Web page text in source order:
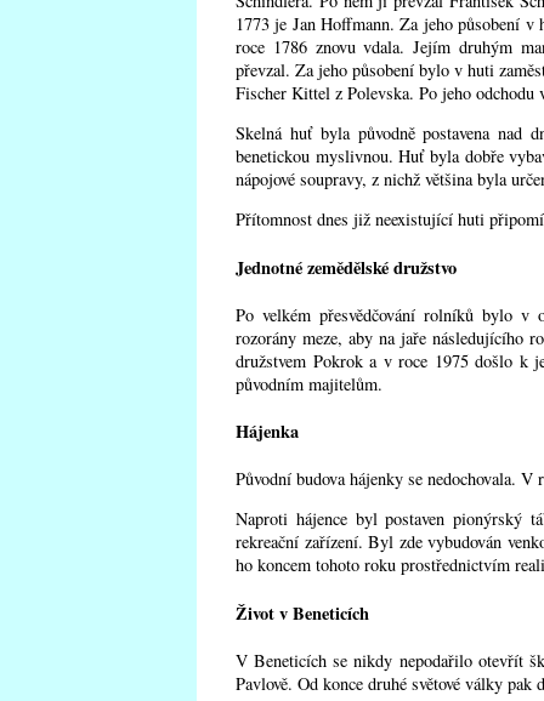
1773 je Jan Hoffmann. Za jeho působení
roce 1786 znovu vdala. Jejím druhým
převzal. Za jeho působení bylo v huti
Fischer Kittel z Polevska. Po jeho
Skelná huť byla původně postavena
benetickou myslivnou. Huť byla dobře
nápojové soupravy, z nichž většina byla
Přítomnost dnes již neexistující huti
Jednotné zemědělské družstvo
Po velkém přesvědčování rolníků bylo v
rozorány meze, aby na jaře následujícího
družstvem Pokrok a v roce 1975 došlo k
původním majitelům.
Hájenka
Původní budova hájenky se nedochovala. V
Naproti hájence byl postaven pionýrský
rekreační zařízení. Byl zde vybudován
ho koncem tohoto roku prostřednictvím
Život v Beneticích
V Beneticích se nikdy nepodařilo otevřít
Pavlově. Od konce druhé světové války pak